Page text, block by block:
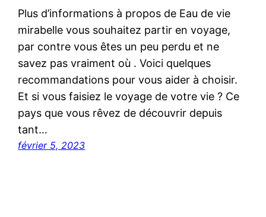
Plus d’informations à propos de Eau de vie
mirabelle vous souhaitez partir en voyage,
par contre vous êtes un peu perdu et ne
savez pas vraiment où . Voici quelques
recommandations pour vous aider à choisir.
Et si vous faisiez le voyage de votre vie ? Ce
pays que vous rêvez de découvrir depuis
tant…
février 5, 2023